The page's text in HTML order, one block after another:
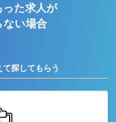
た求人が
ない場合
探してもらう